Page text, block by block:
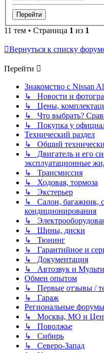
11 тем • Страница 1 из 1
Вернуться к списку
Перейти
Знакомство с Nissan
↳ Новости и
↳ Цены,
↳ Что выбрать?
↳ Покупка у
Технический раздел
↳ Общий
↳ Двигатель и его
эксплуатационные
↳ Трансмиссия
↳ Ходовая, тормоза
↳ Экстерьер
↳ Салон, багажник,
кондиционирования
↳
↳ Шины, диски
↳ Тюнинг
↳ Гарантийное и
↳ Документация
↳ Автозвук и
Обмен опытом
↳ Первые отзывы /
↳ Гараж
Региональные
↳ Москва, МО и
↳ Поволжье
↳ Сибирь
↳ Северо-Запад